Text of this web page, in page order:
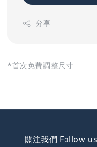
分享
*首次免費調整尺寸
關注我們 Follow us